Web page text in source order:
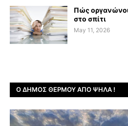
Πώς
στο σπίτι
May 11, 2026
Ο ΔΉΜΟΣ ΘΈΡΜΟΥ ΑΠΌ ΨΗΛΆ !